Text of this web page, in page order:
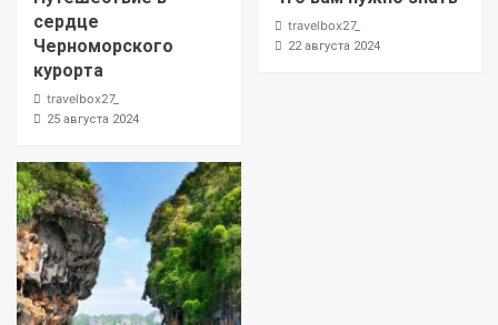
сердце
Черноморского
курорта
travelbox27_
25 августа 2024
travelbox27_
22 августа 2024